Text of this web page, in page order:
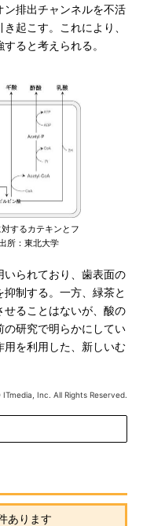
ン排出チャンネルを不活
起こす。これにより、
ると考えられる。
するカテキンとフ
所：東北大学
られており、歯表面の
制する。一方、緑茶と
せることはないが、酸の
の研究で明らかにしてい
用を利用した、新しいむ
Inc. All Rights Reserved.
あります